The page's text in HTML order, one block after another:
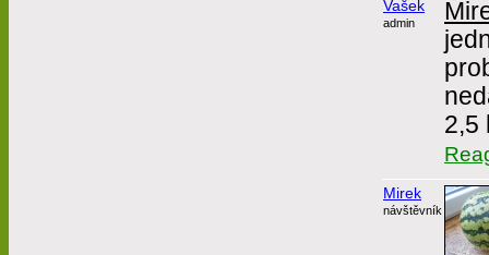
Vašek
admin
2,5
Mirek
návštěvník